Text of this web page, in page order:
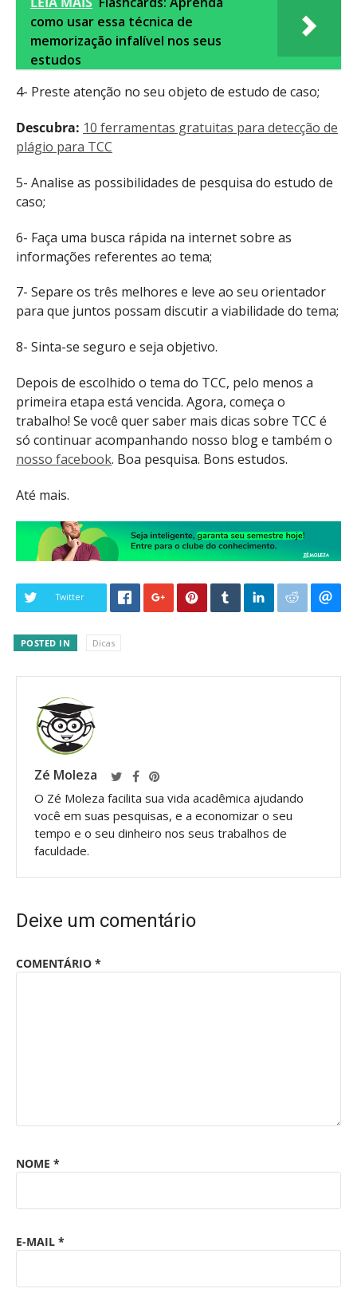
como usar essa técnica de
memorização infalível nos seus
estudos
4- Preste atenção no seu objeto de estudo de caso;
Descubra: 10 ferramentas gratuitas para detecção de
plágio para TCC
5- Analise as possibilidades de pesquisa do estudo de
caso;
6- Faça uma busca rápida na internet sobre as
informações referentes ao tema;
7- Separe os três melhores e leve ao seu orientador
para que juntos possam discutir a viabilidade do tema;
8- Sinta-se seguro e seja objetivo.
Depois de escolhido o tema do TCC, pelo menos a
primeira etapa está vencida. Agora, começa o
trabalho! Se você quer saber mais dicas sobre TCC é
só continuar acompanhando nosso blog e também o
nosso facebook. Boa pesquisa. Bons estudos.
Até mais.
Twitter
POSTED IN Dicas
Zé Moleza
O Zé Moleza facilita sua vida acadêmica ajudando
você em suas pesquisas, e a economizar o seu
tempo e o seu dinheiro nos seus trabalhos de
faculdade.
Deixe um comentário
COMENTÁRIO *
NOME *
E-MAIL *